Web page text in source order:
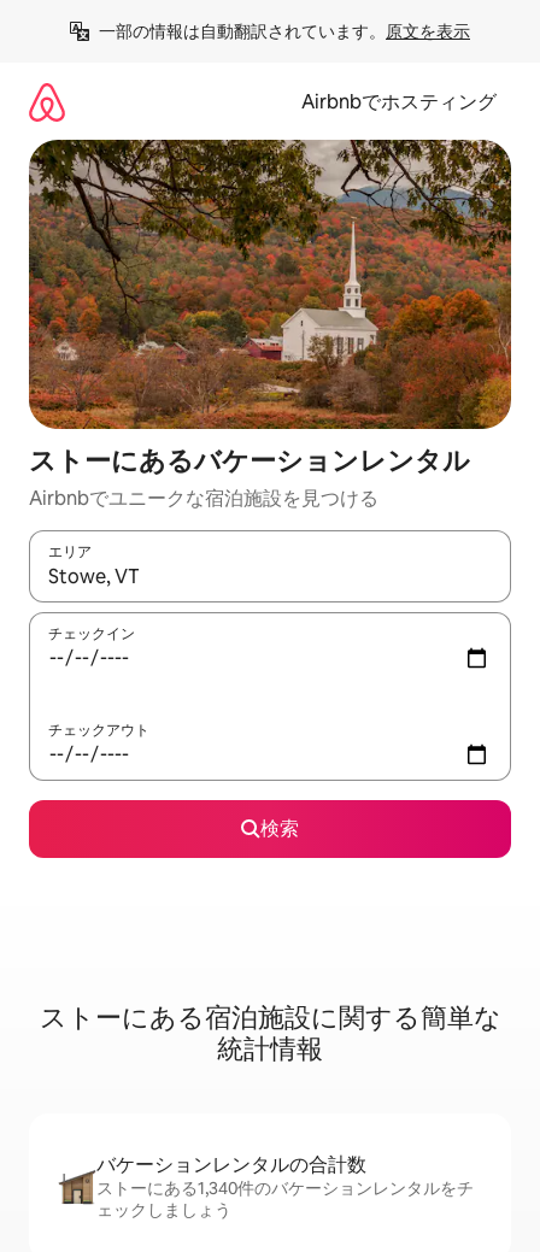
一部の情報は自動翻訳されています。 原文を表示
Airbnbでホスティング
ストーにあるバケーションレンタル
Airbnbでユニークな宿泊施設を見つける
エリア
検索結果が表示されたら、上下の矢印キーを使って移動するか
チェックイン
チェックアウト
検索
ストーに⁠あ⁠る宿⁠泊⁠施⁠設⁠に関⁠す⁠る簡⁠単⁠な
統⁠計⁠情⁠報
バケーションレ⁠ン⁠タ⁠ル⁠の合⁠計⁠数
ストーにある1,340件のバケーションレンタルをチ
ェックしましょう